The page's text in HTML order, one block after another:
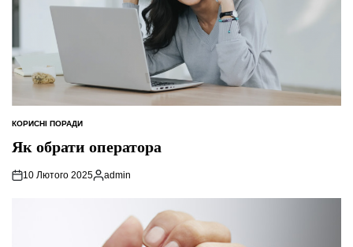
ОПУБЛІКУВАТИ
КОРИСНІ ПОРАДИ
Як обрати оператора
10 Лютого 2025
Опубліковано
admin